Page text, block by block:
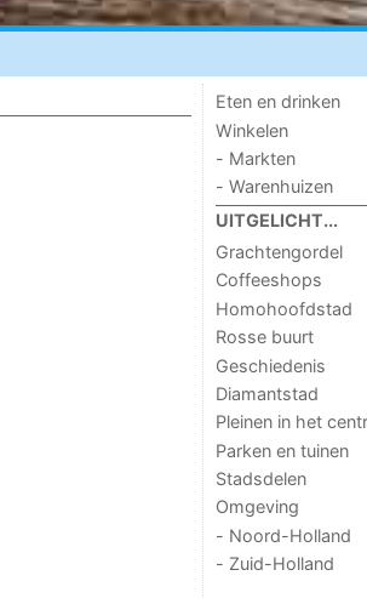
Eten en drinken
Winkelen
- Markten
- Warenhuizen
UITGELICHT...
Grachtengordel
Coffeeshops
Homohoofdstad
Rosse buurt
Geschiedenis
Diamantstad
Pleinen in het
Parken en tuinen
Stadsdelen
Omgeving
- Noord-Holland
- Zuid-Holland